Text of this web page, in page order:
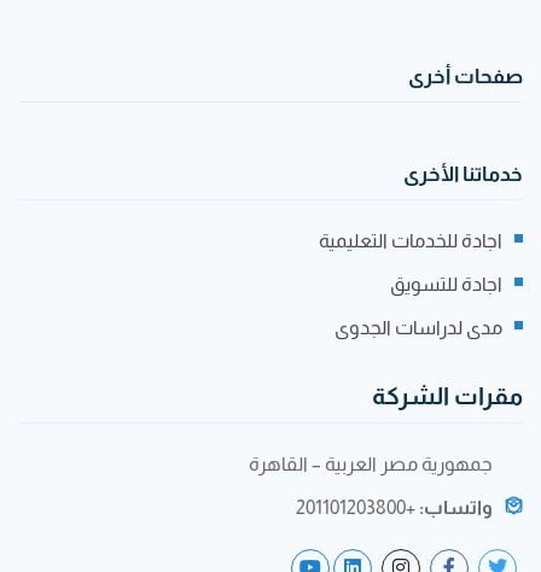
صفحات أخرى
خدماتنا الأخرى
اجادة للخدمات التعليمية
اجادة للتسويق
مدى لدراسات الجدوى
مقرات الشركة
جمهورية مصر العربية – القاهرة
واتساب: +201101203800